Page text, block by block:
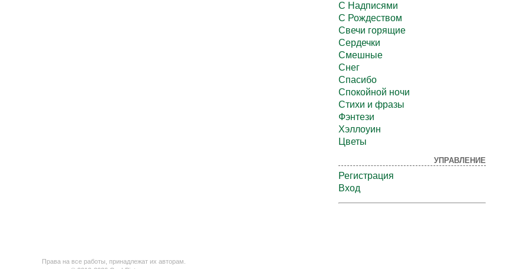
С Надписями
С Рождеством
Свечи горящие
Сердечки
Смешные
Снег
Спасибо
Спокойной ночи
Стихи и фразы
Фэнтези
Хэллоуин
Цветы
УПРАВЛЕНИЕ
Регистрация
Вход
Права на все работы, принадлежат их авторам.